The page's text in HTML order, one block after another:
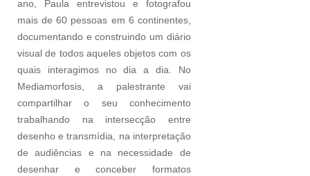
ano, Paula entrevistou e fotografou
mais de 60 pessoas em 6 continentes,
documentando e construindo um diário
visual de todos aqueles objetos com os
quais interagimos no dia a dia. No
Mediamorfosis, a palestrante vai
compartilhar o seu conhecimento
trabalhando na intersecção entre
desenho e transmídia, na interpretação
de audiências e na necessidade de
desenhar e conceber formatos